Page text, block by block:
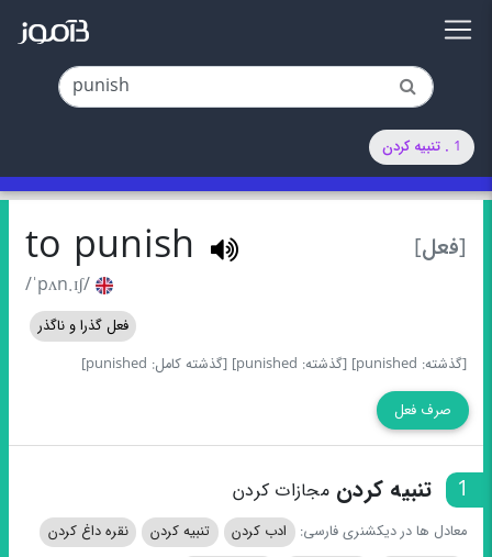
1 . تنبیه کردن
[فعل] to punish
/ˈpʌn.ɪʃ/
فعل گذرا و ناگذر
[گذشته: punished]
[گذشته: punished] [گذشته کامل: punished]
صرف فعل
1 تنبیه کردنمجازات کردن
معادل ها در دیکشنری فارسی: ادب کردن تنبیه کردن
نقره داغ کردن